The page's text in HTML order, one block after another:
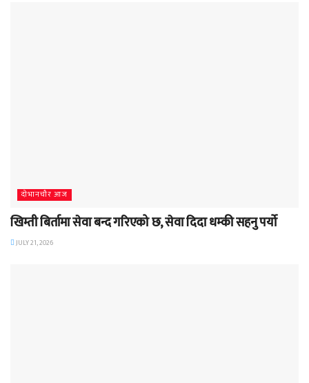
दाेभानचाैर आज
खिम्ती बिर्तामा सेवा बन्द गरिएको छ, सेवा दिदा धम्की सहनु पर्यो
JULY 21, 2026